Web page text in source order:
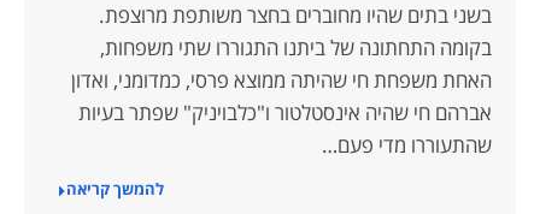
בשני בתים שהיו מחוברים בחצר משותפת מרוצפת.
בקומה התחתונה של ביתנו התגוררו שתי משפחות,
האחת משפחת חי שהיתה ממוצא פרסי, כמדומני, ואדון
אברהם חי שהיה אינסטלטור ו"כלבויניק" שפתר בעיות
שהתעוררו מדי פעם…
להמשך קריאה